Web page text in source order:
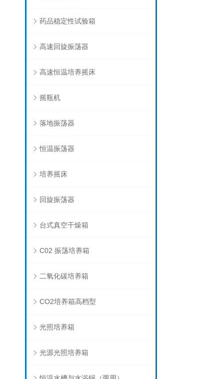
药品稳定性试验箱
高速回旋振荡器
高速恒温培养摇床
摇瓶机
落地振荡器
恒温振荡器
培养摇床
回旋振荡器
台式真空干燥箱
C02 振荡培养箱
二氧化碳培养箱
CO2培养箱高档型
光照培养箱
光源光照培养箱